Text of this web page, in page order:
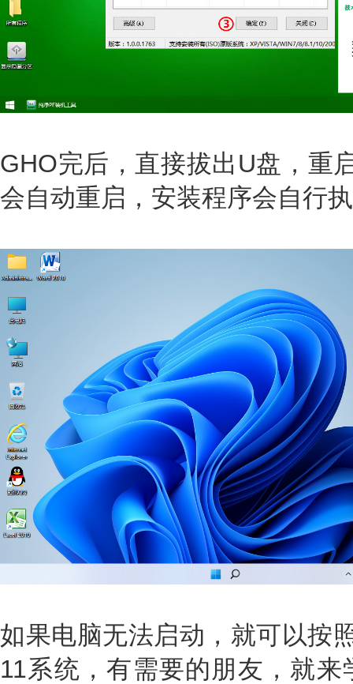
GHO完后，直接拔出U盘，重
会自动重启，安装程序会自行
如果电脑无法启动，就可以按
11系统，有需要的朋友，就